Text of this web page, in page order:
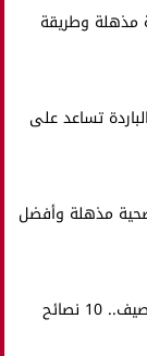
مذهلة وطريقة
تساعد على
7 فوائد صحية مذهلة وأفضل
احذر التهابات الجلد في الصيف.. 10 نصائح